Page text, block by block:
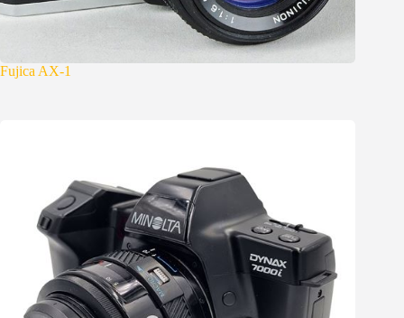
Fujica AX-1